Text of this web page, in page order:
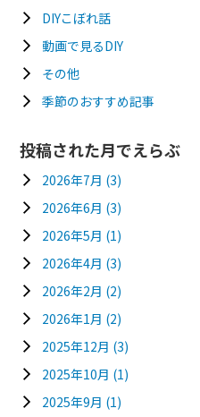
DIYこぼれ話
動画で見るDIY
その他
季節のおすすめ記事
投稿された月でえらぶ
2026年7月 (3)
2026年6月 (3)
2026年5月 (1)
2026年4月 (3)
2026年2月 (2)
2026年1月 (2)
2025年12月 (3)
2025年10月 (1)
2025年9月 (1)